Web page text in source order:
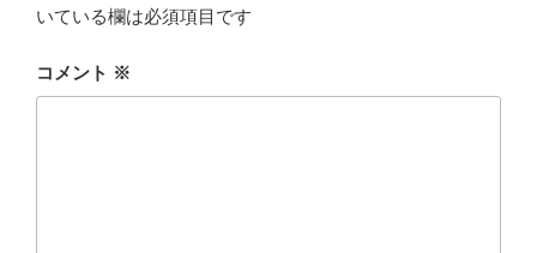
いている欄は必須項目です
コメント ※